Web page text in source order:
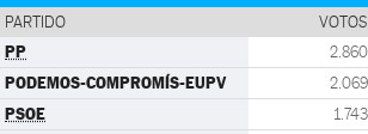
PARTIDO VOTOS
PP 2.860
PODEMOS-COMPROMÍS-EUPV 2.069
PSOE 1.743